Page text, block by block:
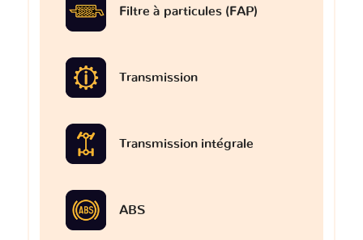
Filtre à particules (FAP)
Transmission
Transmission intégrale
ABS